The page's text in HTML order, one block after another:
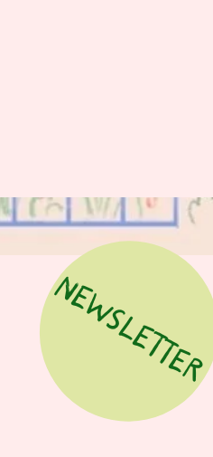
NEWSLETTER